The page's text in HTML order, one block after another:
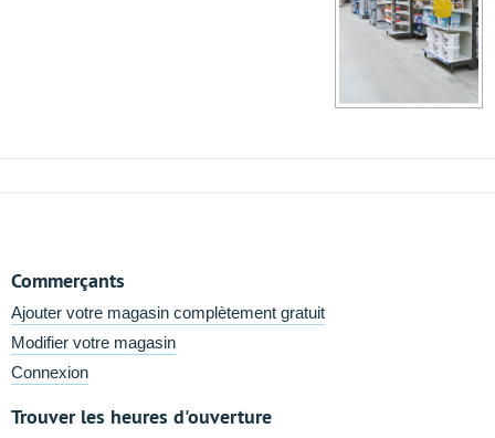
Commerçants
Ajouter votre magasin complètement gratuit
Modifier votre magasin
Connexion
Trouver les heures d'ouverture